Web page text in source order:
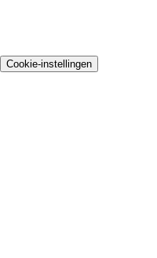
Cookie-instellingen